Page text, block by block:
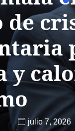
de
y
julio 7, 2026